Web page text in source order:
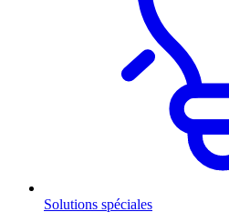
Solutions spéciales